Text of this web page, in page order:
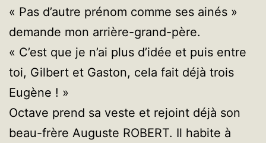
« Pas d’autre prénom comme ses ainés »
demande mon arrière-grand-père.
« C’est que je n’ai plus d’idée et puis entre
toi, Gilbert et Gaston, cela fait déjà trois
Eugène ! »
Octave prend sa veste et rejoint déjà son
beau-frère Auguste ROBERT. Il habite à